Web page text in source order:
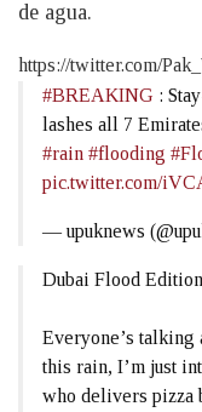
de agua.
https://twitter.com/
#BREAKING :
lashes all 7
#rain #flooding
pic.twitter.com/
— upuknews
Dubai Flood Edition
Everyone’s talking
this rain, I’m just
who delivers pizza